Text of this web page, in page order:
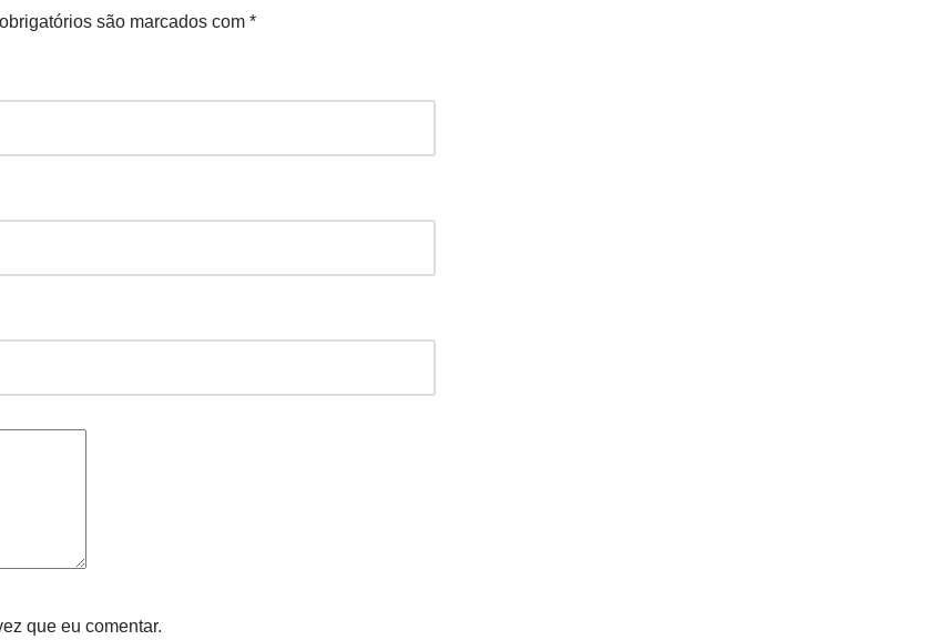
são marcados com *
que eu comentar.